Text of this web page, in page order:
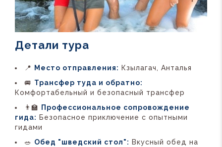
Детали тура
📍 Место отправления: Кзылагач, Анталья
🚐 Трансфер туда и обратно:
Комфортабельный и безопасный трансфер
👨‍🏫
Профессиональное сопровождение
гида: Безопасное приключение с опытными
гидами
🥗 Обед "шведский стол": Вкусный обед на